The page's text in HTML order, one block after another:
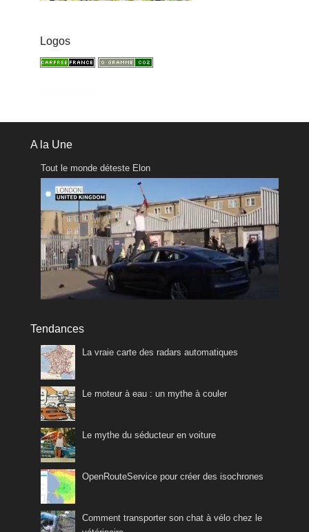
Logos
A la Une
Tout le monde déteste Elon
Tendances
La vraie carte des radars automatiques
Le moteur à eau : un mythe à couler
Le mythe du séducteur en voiture
OpenRouteService pour créer des isochrones
Comment transporter son chat à vélo chez le